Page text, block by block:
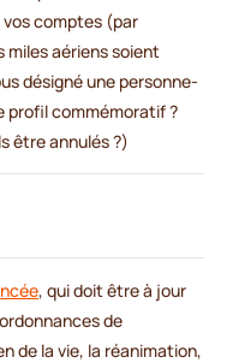
vos comptes (par
miles aériens soient
désigné une personne-
profil commémoratif ?
être annulés ?)
, qui doit être à jour
de
de la vie, la réanimation,